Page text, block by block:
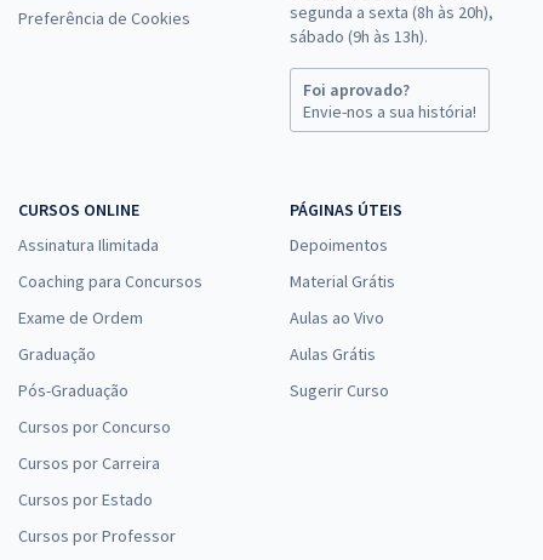
Preferência de Cookies
segunda a sexta (8h às 20h),
sábado (9h às 13h).
Foi aprovado?
Envie-nos a sua história!
CURSOS ONLINE
Assinatura Ilimitada
Coaching para Concursos
Exame de Ordem
Graduação
Pós-Graduação
Cursos por Concurso
Cursos por Carreira
Cursos por Estado
Cursos por Professor
PÁGINAS ÚTEIS
Depoimentos
Material Grátis
Aulas ao Vivo
Aulas Grátis
Sugerir Curso